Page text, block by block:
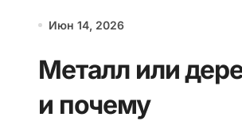
Июн 14, 2026
Металл или
и почему